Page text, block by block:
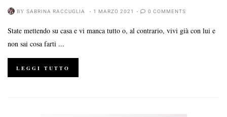
BY SABRINA RACCUGLIA 1 MARZO 2021 0 COMMENTS
State mettendo su casa e vi manca tutto o, al contrario, vivi già con lui e
non sai cosa farti ...
LEGGI TUTTO